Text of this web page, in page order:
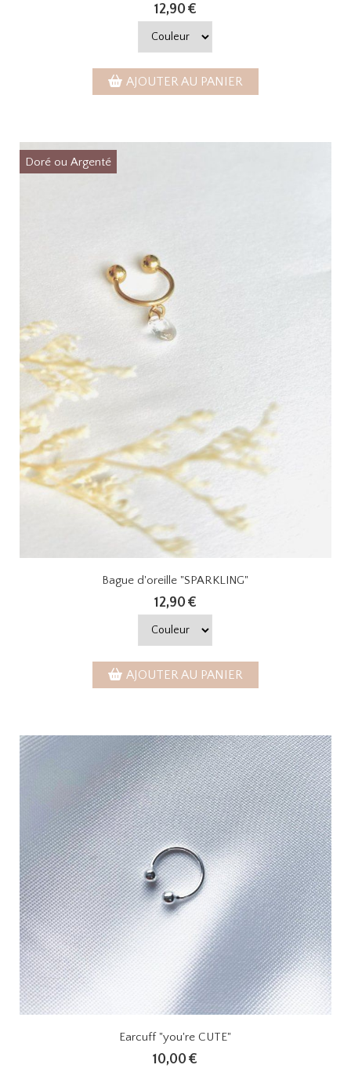
12,90 €
AJOUTER AU PANIER
Doré ou Argenté
Bague d'oreille "SPARKLING"
12,90 €
AJOUTER AU PANIER
Earcuff "you're CUTE"
10,00 €